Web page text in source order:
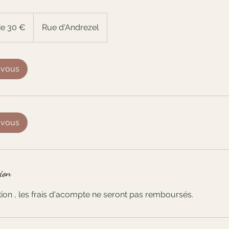
30 € Rue d'Andrezel
, les frais d'acompte ne seront pas remboursés.